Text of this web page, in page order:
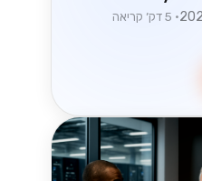
• 5 דק׳ קריאה